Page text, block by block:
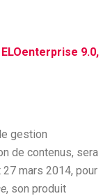
9.0,
gestion
de contenus, sera
mars 2014, pour
, son produit